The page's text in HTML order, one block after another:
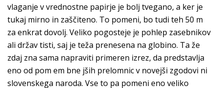
vlaganje v vrednostne papirje je bolj tvegano, a ker je
tukaj mirno in zaščiteno. To pomeni, bo tudi teh 50 m
za enkrat dovolj. Veliko pogosteje je pohlep zasebnikov
ali držav tisti, saj je teža prenesena na globino. Ta že
zdaj zna sama napraviti primeren izrez, da predstavlja
eno od pom em bne jših prelomnic v novejši zgodovi ni
slovenskega naroda. Vse to pa pomeni eno veliko